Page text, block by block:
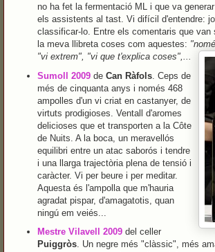
no ha fet la fermentació ML i que va
els assistents al tast. Vi difícil d'entendre:
classificar-lo. Entre els comentaris que van
la meva llibreta coses com aquestes:
"vi extrem", "vi que t'explica coses",...
Sumoll 2009de Can Ràfols. Ceps de
més de cinquanta anys i només 468
ampolles d'un vi criat en castanyer, de
virtuts prodigioses. Ventall d'aromes
delicioses que et transporten a la Côte
de Nuits. A la boca, un meravellós
equilibri entre un atac saborós i tendre
i una llarga trajectòria plena de tensió i
caràcter. Vi per beure i per meditar.
Aquesta és l'ampolla que m'hauria
agradat pispar, d'amagatotis, quan
ningú em veiés...
Mestre Vilavell 2009del celler
Puiggròs. Un negre més "clàssic", més